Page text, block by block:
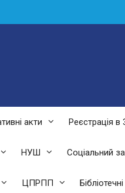
акти Реєстрація
НУШ Соціальний
ЦПРПП